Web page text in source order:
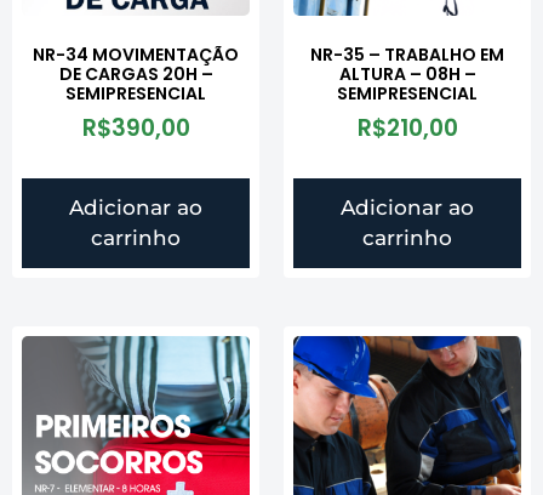
NR-34 MOVIMENTAÇÃO
DE CARGAS 20H –
SEMIPRESENCIAL
R$390,00
Adicionar ao
carrinho
NR-35 – TRABALHO EM
ALTURA – 08H –
SEMIPRESENCIAL
R$210,00
Adicionar ao
carrinho